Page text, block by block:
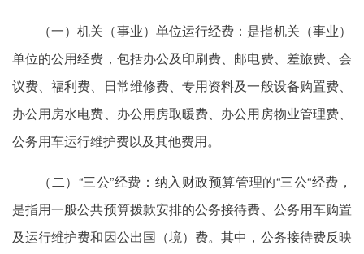
（一）机关（事业）单位运行经费：是指机关（事业）
单位的公用经费，包括办公及印刷费、邮电费、差旅费、会
议费、福利费、日常维修费、专用资料及一般设备购置费、
办公用房水电费、办公用房取暖费、办公用房物业管理费、
公务用车运行维护费以及其他费用。
（二）“三公”经费：纳入财政预算管理的“三公“经费，
是指用一般公共预算拨款安排的公务接待费、公务用车购置
及运行维护费和因公出国（境）费。其中，公务接待费反映